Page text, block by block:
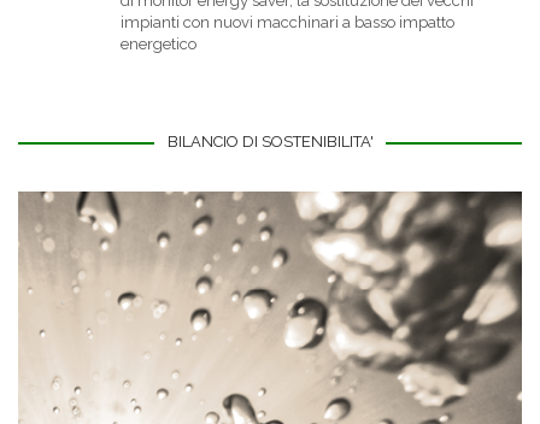
impianti con nuovi macchinari a basso impatto
energetico
BILANCIO DI SOSTENIBILITA'